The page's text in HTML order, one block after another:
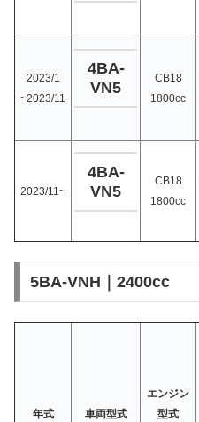
2023/1
~2023/11
4BA-
VN5
CB18
1800cc
2023/11~
4BA-
VN5
CB18
1800cc
5BA-VNH｜2400cc
年式 車両型式
エンジン
型式